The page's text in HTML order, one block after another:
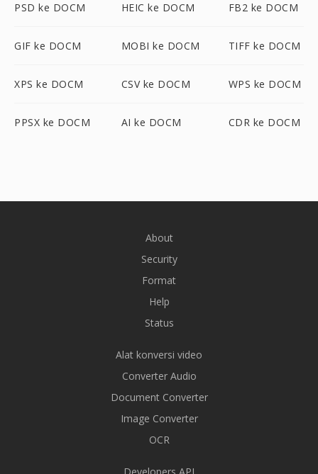
PSD ke DOCM HEIC ke DOCM FB2 ke DOCM
GIF ke DOCM MOBI ke DOCM TIFF ke DOCM
XPS ke DOCM CSV ke DOCM WPS ke DOCM
PPSX ke DOCM AI ke DOCM CDR ke DOCM
About
Security
Format
Help
Status
Alat konversi video
Converter Audio
Document Converter
Image Converter
OCR